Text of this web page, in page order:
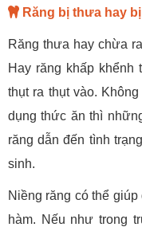
Răng bị thưa hay
Răng thưa hay chừa
Hay răng khấp khểnh
thụt ra thụt vào.
dụng thức ăn thì
răng dẫn đến tình
sinh.
Niềng răng có thể
hàm. Nếu như trong